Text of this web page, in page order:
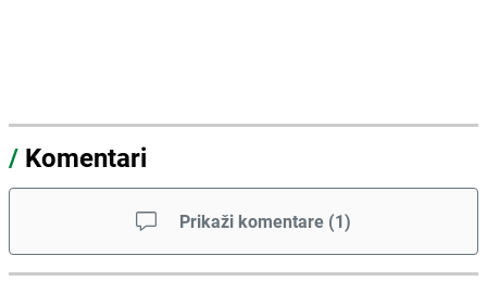
/ Komentari
Prikaži komentare (1)